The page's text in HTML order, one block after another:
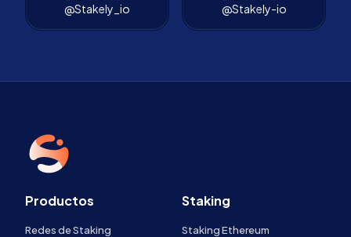
@Stakely_io
@Stakely-io
Productos
Redes de Staking
Staking
Staking Ethereum